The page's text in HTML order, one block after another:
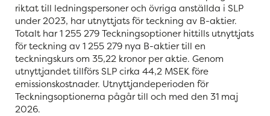
riktat till ledningspersoner och övriga anställda i SLP
under 2023, har utnyttjats för teckning av B-aktier.
Totalt har 1 255 279 Teckningsoptioner hittills utnyttjats
för teckning av 1 255 279 nya B-aktier till en
teckningskurs om 35,22 kronor per aktie. Genom
utnyttjandet tillförs SLP cirka 44,2 MSEK före
emissionskostnader. Utnyttjandeperioden för
Teckningsoptionerna pågår till och med den 31 maj
2026.